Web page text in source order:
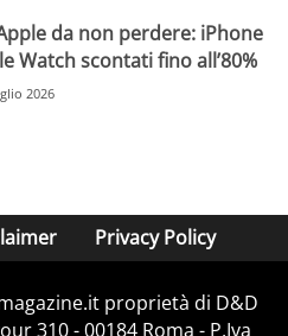
da non perdere: iPhone
Watch scontati fino all’80%
2026
Privacy Policy
proprietà di D&D
310 - 00184 Roma - P.Iva